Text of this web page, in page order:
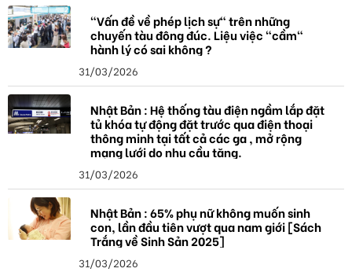
"Vấn đề về phép lịch sự" trên những
chuyến tàu đông đúc. Liệu việc "cầm"
hành lý có sai không ?
31/03/2026
Nhật Bản : Hệ thống tàu điện ngầm lắp đặt
tủ khóa tự động đặt trước qua điện thoại
thông minh tại tất cả các ga , mở rộng
mạng lưới do nhu cầu tăng.
31/03/2026
Nhật Bản : 65% phụ nữ không muốn sinh
con, lần đầu tiên vượt qua nam giới [Sách
Trắng về Sinh Sản 2025]
31/03/2026